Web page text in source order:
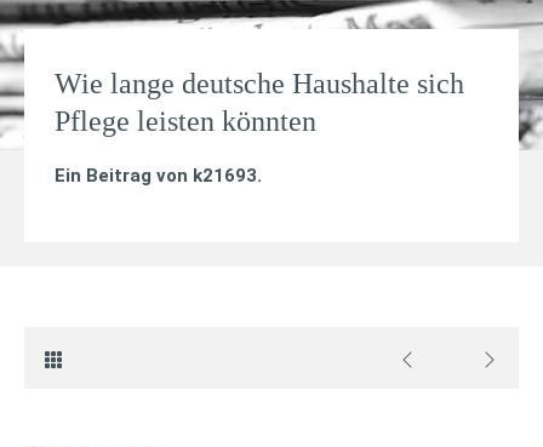
Wie lange deutsche Haushalte sich
Pflege leisten könnten
Ein Beitrag von k21693.